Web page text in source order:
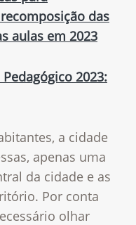
das
aulas em 2023
2023:
a cidade
apenas uma
da cidade e as
Por conta
olhar